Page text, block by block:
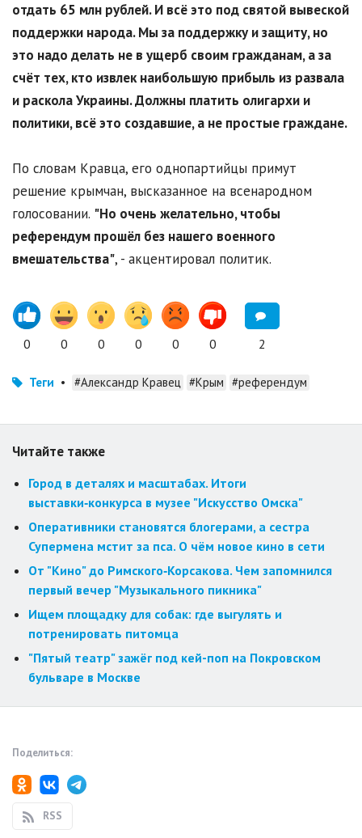
отдать 65 млн рублей. И всё это под святой вывеской
поддержки народа. Мы за поддержку и защиту, но
это надо делать не в ущерб своим гражданам, а за
счёт тех, кто извлек наибольшую прибыль из развала
и раскола Украины. Должны платить олигархи и
политики, всё это создавшие, а не простые граждане.
По словам Кравца, его однопартийцы примут
решение крымчан, высказанное на всенародном
голосовании. "Но очень желательно, чтобы
референдум прошёл без нашего военного
вмешательства", - акцентировал политик.
0 0 0 0 0 0 2
Теги • #Александр Кравец #Крым #референдум
Читайте также
Город в деталях и масштабах. Итоги
выставки‑конкурса в музее "Искусство Омска"
Оперативники становятся блогерами, а сестра
Супермена мстит за пса. О чём новое кино в сети
От "Кино" до Римского‑Корсакова. Чем запомнился
первый вечер "Музыкального пикника"
Ищем площадку для собак: где выгулять и
потренировать питомца
"Пятый театр" зажёг под кей-поп на Покровском
бульваре в Москве
Поделиться:
RSS